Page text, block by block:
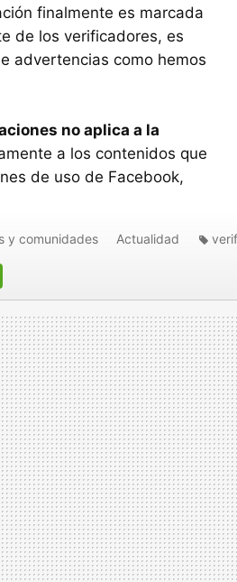
finalmente es marcada
de los verificadores, es
advertencias como hemos
no aplica a la
a los contenidos que
de uso de Facebook,
y comunidades Actualidad